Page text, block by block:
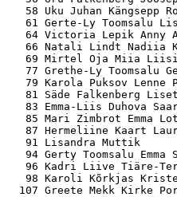
58 Uku Juhan Kängsepp
61 Gerte-Ly Toomsalu
64 Victoria Lepik
66 Natali Lindt
69 Mirtel Oja Miia
77 Grethe-Ly Toomsalu
79 Karola Puksov
81 Säde Falkenberg
83 Emma-Liis Duhova
85 Mari Zimbrot Emma
87 Hermeliine Kaart
91 Lisandra Muttik
94 Gerty Toomsalu
96 Kadri Liive Tiäre-
98 Karoli Kõrkjas
107 Greete Mekk Kirke